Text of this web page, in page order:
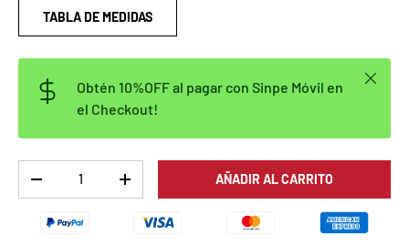
TABLA DE MEDIDAS
Obtén 10%OFF al pagar con Sinpe Móvil en
el Checkout!
Cerrar
DISMINUIR CANTIDADAUMENTAR LA CANTIDADAÑADIR AL CARRITO